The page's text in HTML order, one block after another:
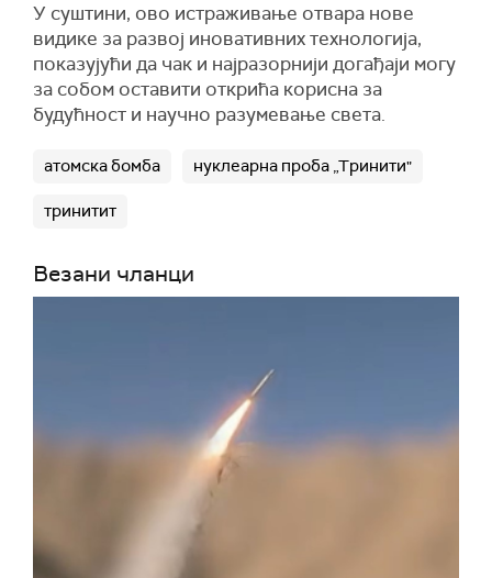
У суштини, ово истраживање отвара нове
видике за развој иновативних технологија,
показујући да чак и најразорнији догађаји могу
за собом оставити открића корисна за
будућност и научно разумевање света.
атомска бомба нуклеарна проба „Тринити"
тринитит
Везани чланци